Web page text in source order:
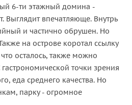
6-ти этажный домина -
Выглядит впечатляюще. Внутрь
и частично обрушен. Но
на острове коротал ссылку
осталось, также можно
точки зрения
еда среднего качества. Но
парку - огромное